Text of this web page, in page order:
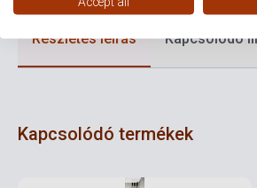
Részletes leírás Kapcsolódó
Kapcsolódó termékek